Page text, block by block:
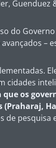
Guenduez
–
os